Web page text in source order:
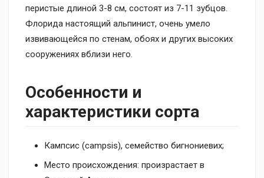
перистые длиной 3-8 см, состоят из 7-11 зубцов.
Флорида настоящий альпинист, очень умело
извивающейся по стенам, обоях и других высоких
сооружениях вблизи него.
Особенности и
характеристики сорта
Кампсис (campsis), семейство бигнониевих;
Место происхождения: произрастает в